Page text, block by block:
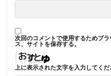
次回のコメントで使用するためブ
ス、サイトを保存する。
上に表示された文字を入力してくだ